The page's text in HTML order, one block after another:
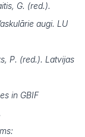
G. (red.).
augi. LU
P. (red.). Latvijas
in GBIF